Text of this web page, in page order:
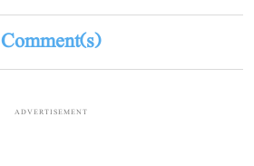
Comment(s)
ADVERTISEMENT